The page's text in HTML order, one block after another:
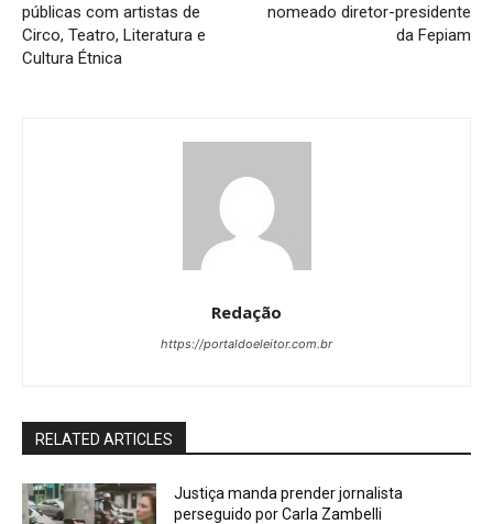
públicas com artistas de
Circo, Teatro, Literatura e
Cultura Étnica
nomeado diretor-presidente
da Fepiam
Redação
https://portaldoeleitor.com.br
RELATED ARTICLES
Justiça manda prender jornalista
perseguido por Carla Zambelli